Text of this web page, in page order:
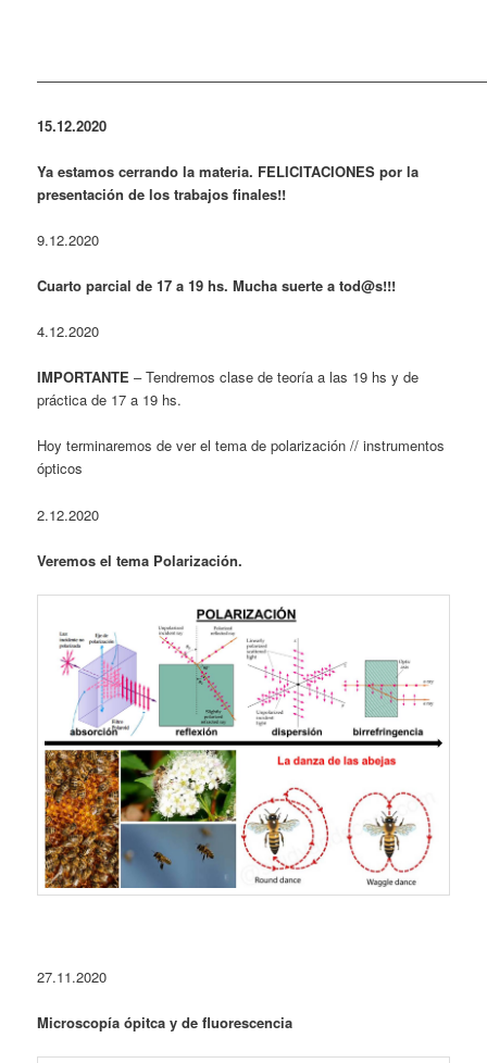
15.12.2020
Ya estamos cerrando la materia. FELICITACIONES por la
presentación de los trabajos finales!!
9.12.2020
Cuarto parcial de 17 a 19 hs. Mucha suerte a tod@s!!!
4.12.2020
IMPORTANTE – Tendremos clase de teoría a las 19 hs y de
práctica de 17 a 19 hs.
Hoy terminaremos de ver el tema de polarización // instrumentos
ópticos
2.12.2020
Veremos el tema Polarización.
27.11.2020
Microscopía ópitca y de fluorescencia